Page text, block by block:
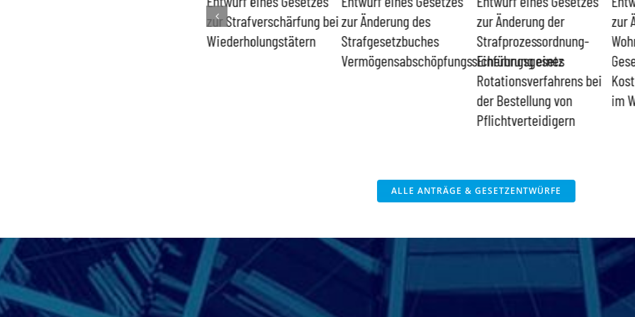
zur Strafverschärfung bei
Wiederholungstätern
zur Änderung des
Strafgesetzbuches
Vermögensabschöpfungssicherungsgesetz
zur Änderung der
Strafprozessordnung-
Einführung eines
Rotationsverfahrens bei
der Bestellung von
Pflichtverteidigern
zur
im
ALLE ANTRÄGE & GESETZENTWÜRFE